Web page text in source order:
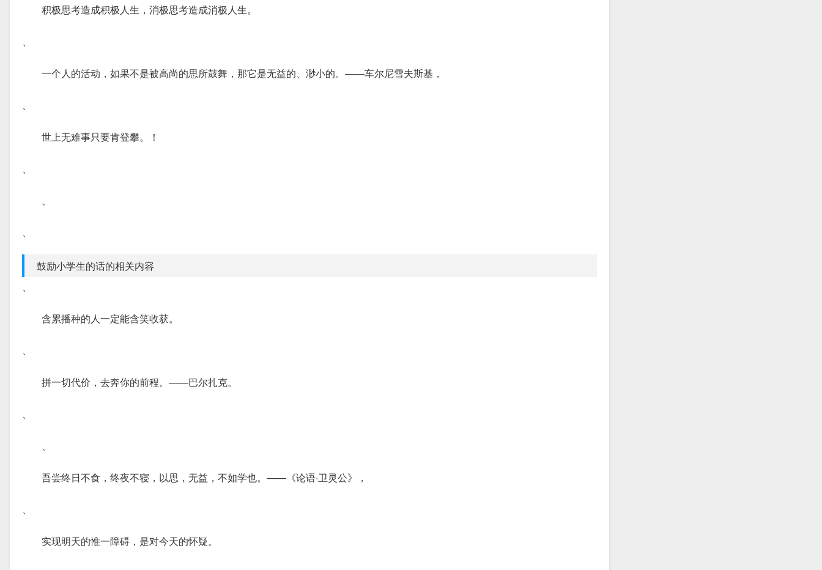
积极思考造成积极人生，消极思考造成消极人生。
、
一个人的活动，如果不是被高尚的思所鼓舞，那它是无益的、渺小的。——车尔尼雪夫斯基，
、
世上无难事只要肯登攀。！
、
、
、
鼓励小学生的话的相关内容
、
含累播种的人一定能含笑收获。
、
拼一切代价，去奔你的前程。——巴尔扎克。
、
、
吾尝终日不食，终夜不寝，以思，无益，不如学也。——《论语·卫灵公》，
、
实现明天的惟一障碍，是对今天的怀疑。